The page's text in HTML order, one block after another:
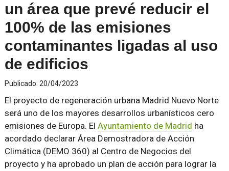
un área que prevé reducir el
100% de las emisiones
contaminantes ligadas al uso
de edificios
Publicado: 20/04/2023
El proyecto de regeneración urbana Madrid Nuevo Norte
será uno de los mayores desarrollos urbanísticos cero
emisiones de Europa. El Ayuntamiento de Madrid ha
acordado declarar Área Demostradora de Acción
Climática (DEMO 360) al Centro de Negocios del
proyecto y ha aprobado un plan de acción para lograr la